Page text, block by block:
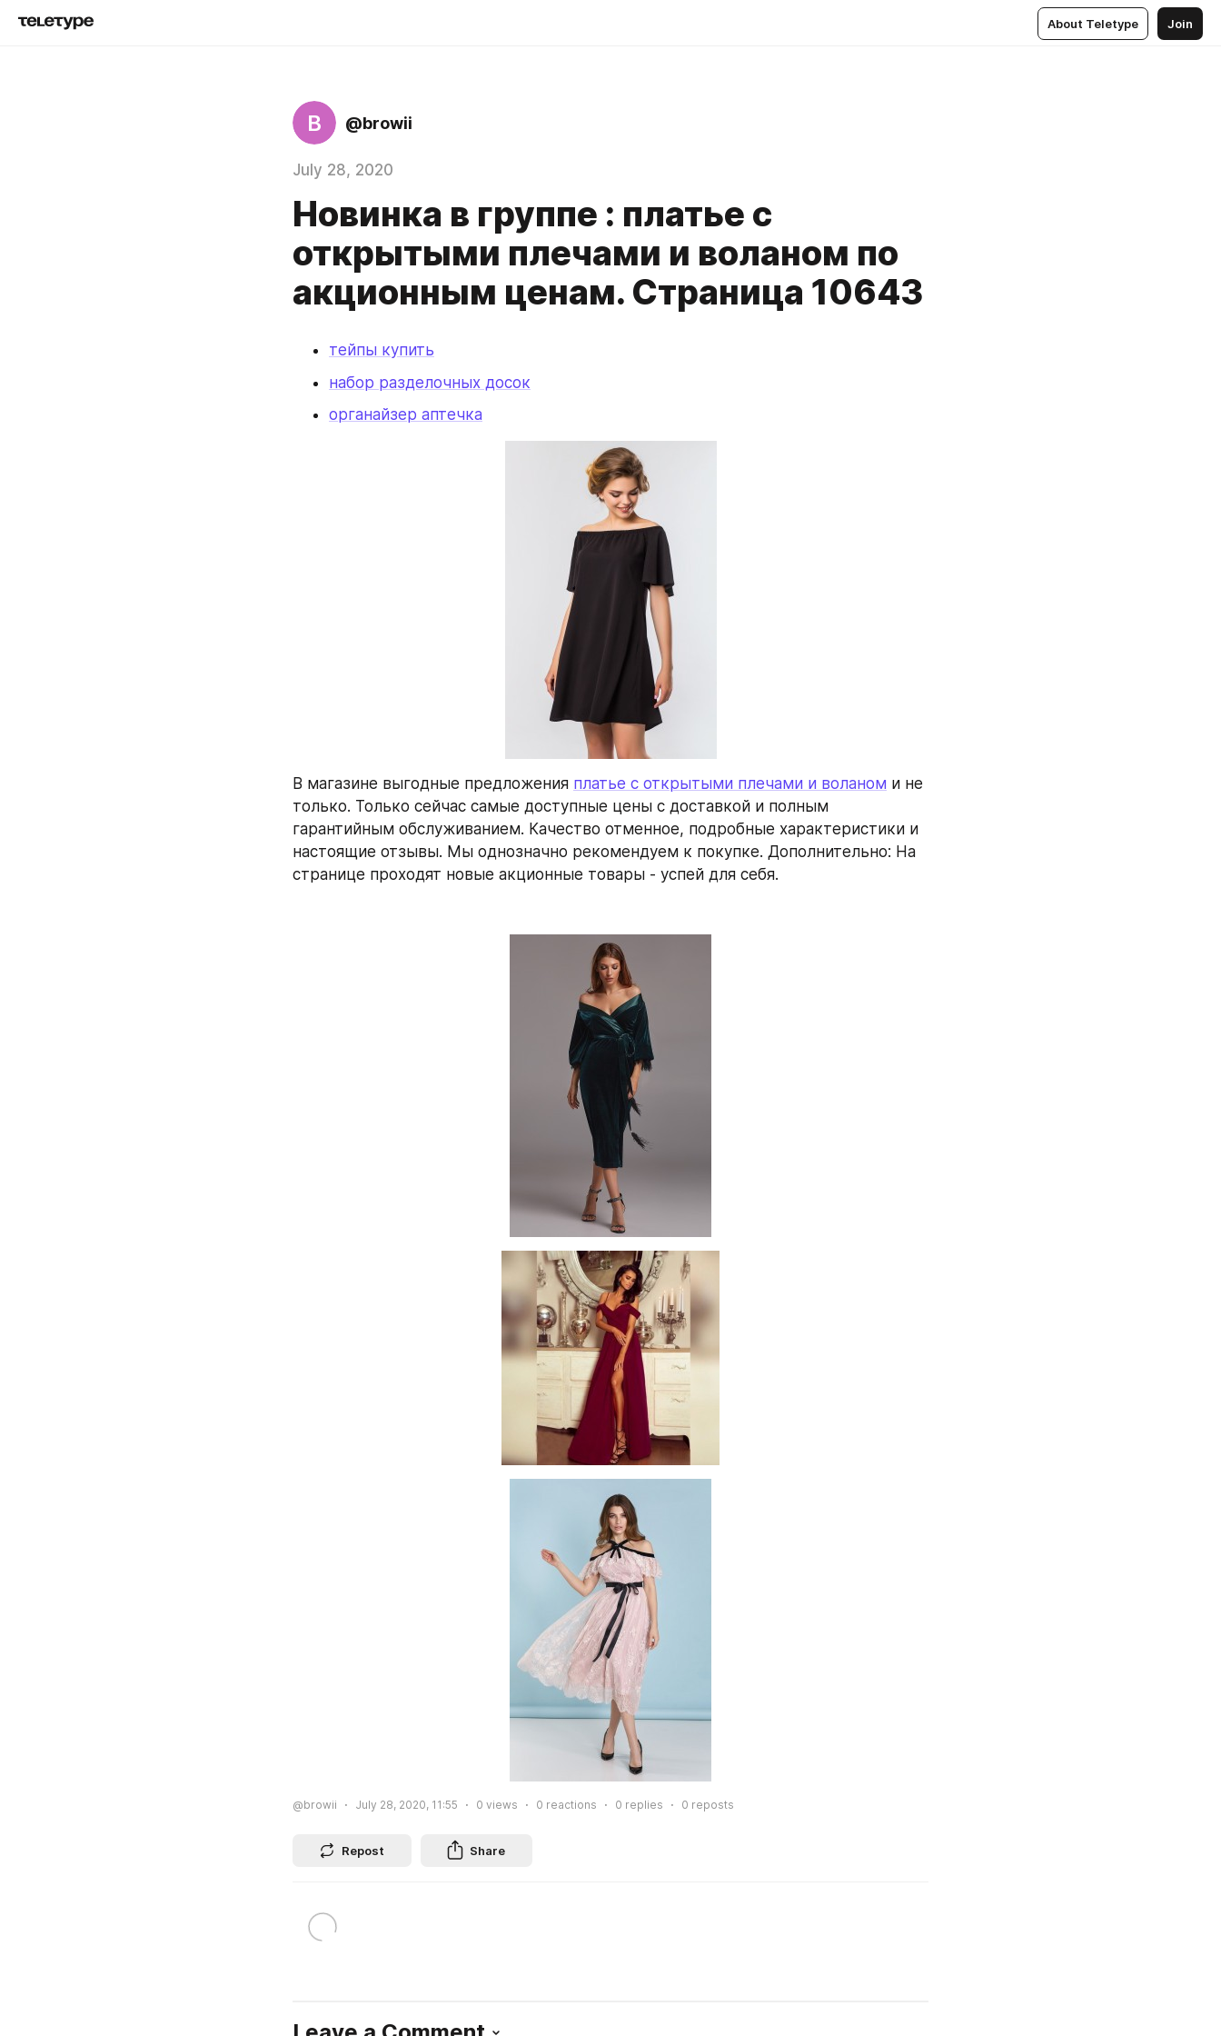
About Teletype Join
B @browii
July 28, 2020
Новинка в группе : платье с
открытыми плечами и воланом по
акционным ценам. Страница 10643
тейпы купить
набор разделочных досок
органайзер аптечка
В магазине выгодные предложения платье с открытыми плечами и воланом и не
только. Только сейчас самые доступные цены с доставкой и полным
гарантийным обслуживанием. Качество отменное, подробные характеристики и
настоящие отзывы. Мы однозначно рекомендуем к покупке. Дополнительно: На
странице проходят новые акционные товары - успей для себя.
@browii July 28, 2020, 11:55 0 views 0 reactions 0 replies 0 reposts
Repost Share